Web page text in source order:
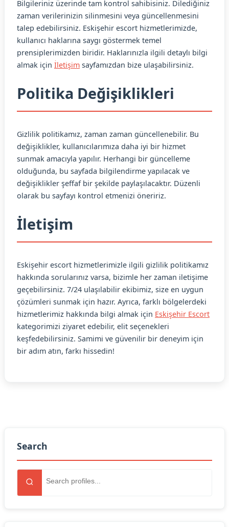
Search
Bilgileriniz üzerinde tam kontrol sahibisiniz. Dilediğiniz
zaman verilerinizin silinmesini veya güncellenmesini
talep edebilirsiniz. Eskişehir escort hizmetlerimizde,
kullanıcı haklarına saygı göstermek temel
prensiplerimizden biridir. Haklarınızla ilgili detaylı bilgi
almak için İletişim sayfamızdan bize ulaşabilirsiniz.
Politika Değişiklikleri
Gizlilik politikamız, zaman zaman güncellenebilir. Bu
değişiklikler, kullanıcılarımıza daha iyi bir hizmet
sunmak amacıyla yapılır. Herhangi bir güncelleme
olduğunda, bu sayfada bilgilendirme yapılacak ve
değişiklikler şeffaf bir şekilde paylaşılacaktır. Düzenli
olarak bu sayfayı kontrol etmenizi öneririz.
İletişim
Eskişehir escort hizmetlerimizle ilgili gizlilik politikamız
hakkında sorularınız varsa, bizimle her zaman iletişime
geçebilirsiniz. 7/24 ulaşılabilir ekibimiz, size en uygun
çözümleri sunmak için hazır. Ayrıca, farklı bölgelerdeki
hizmetlerimiz hakkında bilgi almak için Eskişehir Escort
kategorimizi ziyaret edebilir, elit seçenekleri
keşfedebilirsiniz. Samimi ve güvenilir bir deneyim için
bir adım atın, farkı hissedin!